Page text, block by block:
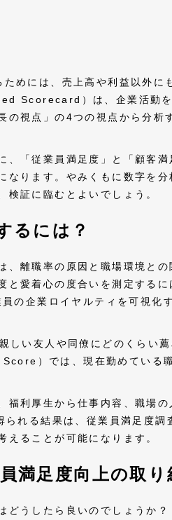
めには、売上高や利益以外に
Scorecard）は、企業活動を
の視点」の4つの視点から分析
、「従業員満足度」と「顧客満
なります。やみくもに数字を分
検証に臨むとよいでしょう。
るには？
離職率の原因と職場環境との
と愛着心の度合いを測定する
企業ロイヤルティを可視化す
しい友人や同僚にどのくらい
）では、現在勤めている
福利厚生から仕事内容、職場の
れる結果は、従業員満足度調
ることが可能になります。
満足度向上の取り
どうしたら良いのでしょうか